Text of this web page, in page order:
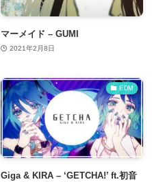
マーメイド – GUMI
2021年2月8日
EDM
Giga & KIRA – ‘GETCHA!’ ft.初音